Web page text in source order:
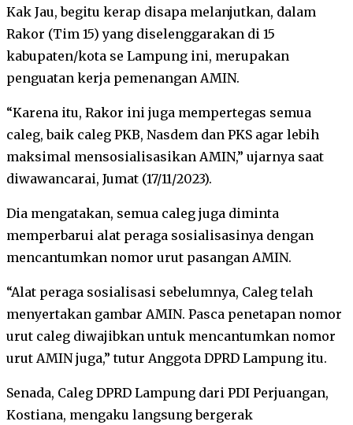
Kak Jau, begitu kerap disapa melanjutkan, dalam
Rakor (Tim 15) yang diselenggarakan di 15
kabupaten/kota se Lampung ini, merupakan
penguatan kerja pemenangan AMIN.
“Karena itu, Rakor ini juga mempertegas semua
caleg, baik caleg PKB, Nasdem dan PKS agar lebih
maksimal mensosialisasikan AMIN,” ujarnya saat
diwawancarai, Jumat (17/11/2023).
Dia mengatakan, semua caleg juga diminta
memperbarui alat peraga sosialisasinya dengan
mencantumkan nomor urut pasangan AMIN.
“Alat peraga sosialisasi sebelumnya, Caleg telah
menyertakan gambar AMIN. Pasca penetapan nomor
urut caleg diwajibkan untuk mencantumkan nomor
urut AMIN juga,” tutur Anggota DPRD Lampung itu.
Senada, Caleg DPRD Lampung dari PDI Perjuangan,
Kostiana, mengaku langsung bergerak